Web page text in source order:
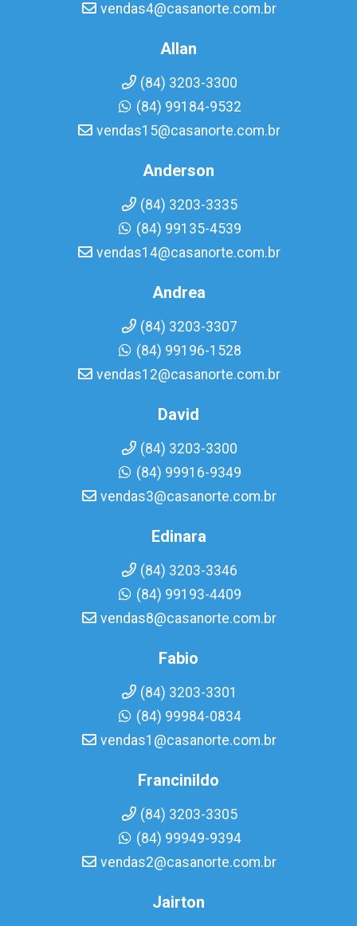
vendas4@casanorte.com.br
Allan
(84) 3203-3300
(84) 99184-9532
vendas15@casanorte.com.br
Anderson
(84) 3203-3335
(84) 99135-4539
vendas14@casanorte.com.br
Andrea
(84) 3203-3307
(84) 99196-1528
vendas12@casanorte.com.br
David
(84) 3203-3300
(84) 99916-9349
vendas3@casanorte.com.br
Edinara
(84) 3203-3346
(84) 99193-4409
vendas8@casanorte.com.br
Fabio
(84) 3203-3301
(84) 99984-0834
vendas1@casanorte.com.br
Francinildo
(84) 3203-3305
(84) 99949-9394
vendas2@casanorte.com.br
Jairton